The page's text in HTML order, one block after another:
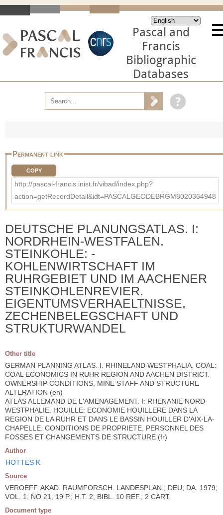
Pascal and
Francis
Bibliographic
Databases
Permanent link
COPY
http://pascal-francis.inist.fr/vibad/index.php?
action=getRecordDetail&idt=PASCALGEODEBRGM8020364948
DEUTSCHE PLANUNGSATLAS. I:
NORDRHEIN-WESTFALEN.
STEINKOHLE: -
KOHLENWIRTSCHAFT IM
RUHRGEBIET UND IM AACHENER
STEINKOHLENREVIER.
EIGENTUMSVERHAELTNISSE,
ZECHENBELEGSCHAFT UND
STRUKTURWANDEL
Other title
GERMAN PLANNING ATLAS. I. RHINELAND WESTPHALIA. COAL:
COAL ECONOMICS IN RUHR REGION AND AACHEN DISTRICT.
OWNERSHIP CONDITIONS, MINE STAFF AND STRUCTURE
ALTERATION (en)
ATLAS ALLEMAND DE L'AMENAGEMENT. I: RHENANIE NORD-
WESTPHALIE. HOUILLE: ECONOMIE HOUILLERE DANS LA
REGION DE LA RUHR ET DANS LE BASSIN HOUILLER D'AIX-LA-
CHAPELLE. CONDITIONS DE PROPRIETE, PERSONNEL DES
FOSSES ET CHANGEMENTS DE STRUCTURE (fr)
Author
HOTTES K
Source
VEROEFF. AKAD. RAUMFORSCH. LANDESPLAN.; DEU; DA. 1979;
VOL. 1; NO 21; 19 P.; H.T. 2; BIBL. 10 REF.; 2 CART.
Document type